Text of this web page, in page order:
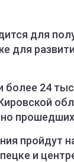
для
для
24
пройдут
и